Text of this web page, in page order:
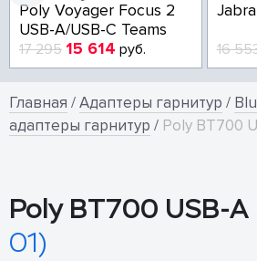
Poly Voyager Focus 2
USB-A/USB-C Teams
17 295 15 614 руб. 16
Главная /Адаптеры гарнитур /
адаптеры гарнитур / Poly BT700
Poly BT700 USB-A
01)